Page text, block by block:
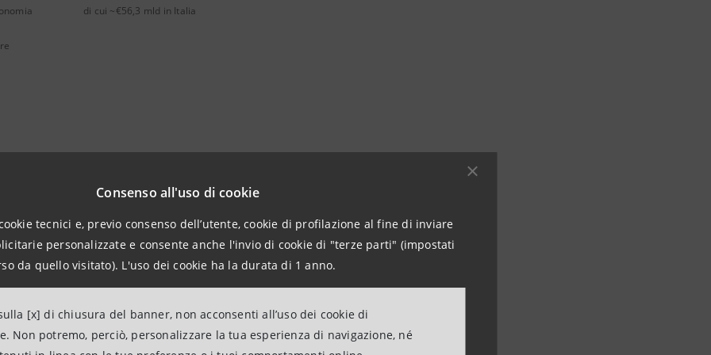
Consenso all'uso di cookie
tecnici e, previo consenso dell’utente, cookie di profilazione al fine di inviare
personalizzate e consente anche l'invio di cookie di "terze parti" (impostati
da quello visitato). L'uso dei cookie ha la durata di 1 anno.
[x] di chiusura del banner, non acconsenti all’uso dei cookie di
Non potremo, perciò, personalizzare la tua esperienza di navigazione, né
di cui ~€56,3 mld in Italia
in un percorso di sostenibilità
CresciBusiness